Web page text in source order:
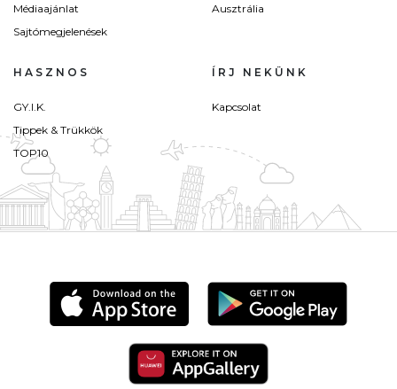
Médiaajánlat
Sajtómegjelenések
Ausztrália
HASZNOS
GY.I.K.
Tippek & Trükkök
TOP10
ÍRJ NEKÜNK
Kapcsolat